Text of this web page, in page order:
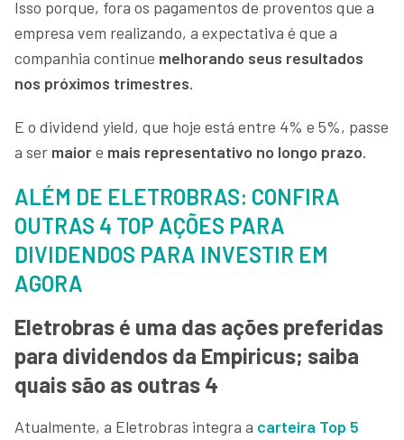
Isso porque, fora os pagamentos de proventos que a
empresa vem realizando, a expectativa é que a
companhia continue melhorando seus resultados
nos próximos trimestres.
E o dividend yield, que hoje está entre 4% e 5%, passe
a ser maiore mais representativo no longo prazo.
ALÉM DE ELETROBRAS: CONFIRA
OUTRAS 4 TOP AÇÕES PARA
DIVIDENDOS PARA INVESTIR EM
AGORA
Eletrobras é uma das ações preferidas
para dividendos da Empiricus; saiba
quais são as outras 4
Atualmente, a Eletrobras integra a carteira Top 5